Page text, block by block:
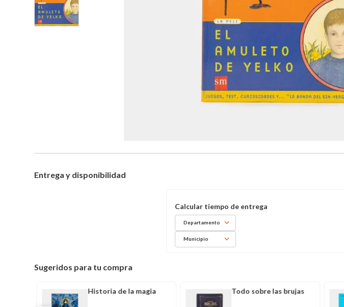
Entrega y disponibilidad
Departamento
Municipio
Sugeridos para tu compra
Historia de la magia Todo sobre las brujas